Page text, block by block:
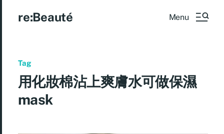
re:Beauté Menu
Tag
用化妝棉沾上爽膚水可做保濕
mask